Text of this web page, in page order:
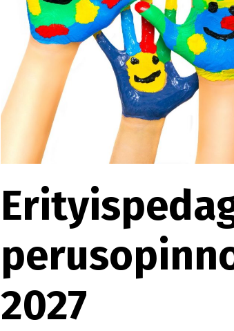
2027